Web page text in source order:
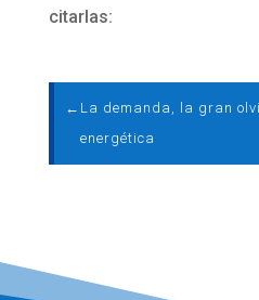
citarlas:
← La demanda, la gran
energética